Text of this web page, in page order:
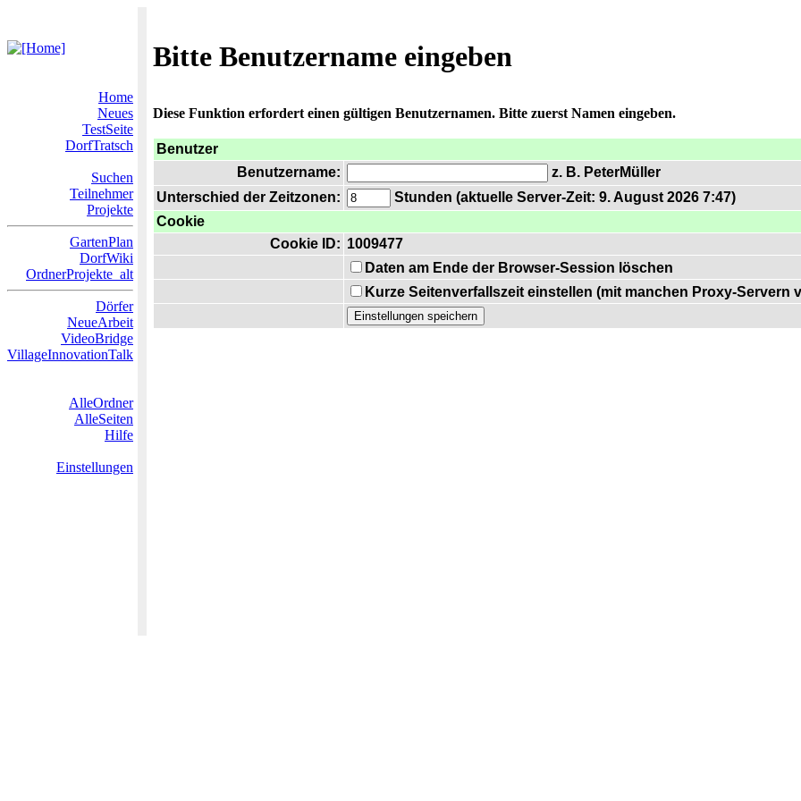
Bitte Benutzername eingeben
Home
Neues
TestSeite
DorfTratsch
Suchen
Teilnehmer
Projekte
GartenPlan
DorfWiki
OrdnerProjekte_alt
Dörfer
NeueArbeit
VideoBridge
VillageInnovationTalk
AlleOrdner
AlleSeiten
Hilfe
Einstellungen
Diese Funktion erfordert einen gültigen Benutzernamen. Bitte zuerst Namen eingeben.
Benutzer
Benutzername:
z. B. PeterMüller
Unterschied der Zeitzonen:
Stunden (aktuelle Server-Zeit: 9. August 2026 7:47)
Cookie
Cookie ID: 1009477
Daten am Ende der Browser-Session löschen
Kurze Seitenverfallszeit einstellen (mit manchen Proxy-Servern